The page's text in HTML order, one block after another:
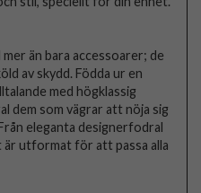
än bara accessoarer; de
av skydd. Födda ur en
med högklassig
dem som vägrar att nöja sig
eleganta designerfodral
utformat för att passa alla